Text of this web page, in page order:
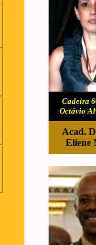
Cadeira
Octávio
Acad.
Eliene